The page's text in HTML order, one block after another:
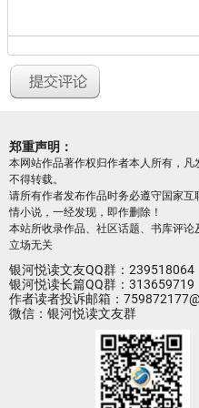
郑重声明：
本网站作品著作权归作者本人所有，凡
不得转载。
请所有作者发布作品时务必遵守国家
情小说，一经发现，即作删除！
本站所收录作品、社区话题、书库评
立场无关
银河悦读文友QQ群：239518064
银河悦读长篇QQ群：313659719
作者读者投诉邮箱：
微信：银河悦读文友群